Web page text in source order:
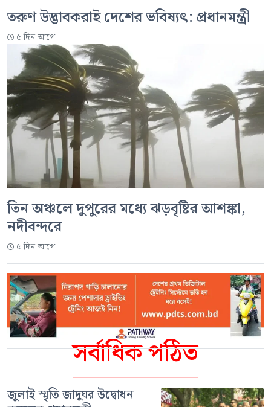
সর্বাধিক পঠিত
জুলাই স্মৃতি জাদুঘর উদ্বোধন
তরুণ উদ্ভাবকরাই দেশের ভবিষ্যৎ: প্রধানমন্ত্রী
৫ দিন আগে
তিন অঞ্চলে দুপুরের মধ্যে ঝড়বৃষ্টির আশঙ্কা,
নদীবন্দরে
৫ দিন আগে